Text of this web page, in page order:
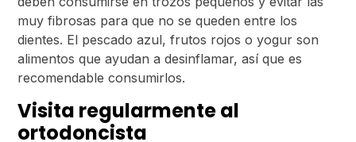
muy fibrosas para que no se queden entre los
dientes. El pescado azul, frutos rojos o yogur son
alimentos que ayudan a desinflamar, así que es
recomendable consumirlos.
Visita regularmente al
ortodoncista